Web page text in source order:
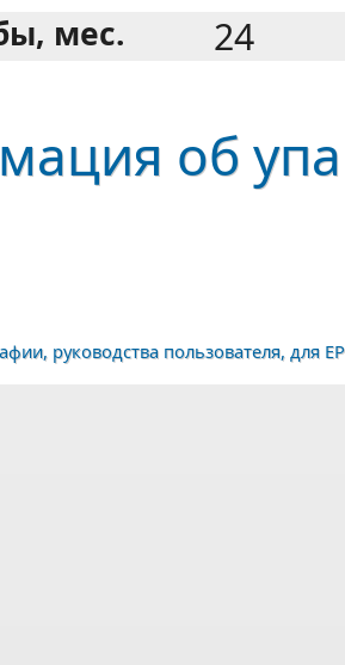
мес. 24
об
руководства пользователя, для